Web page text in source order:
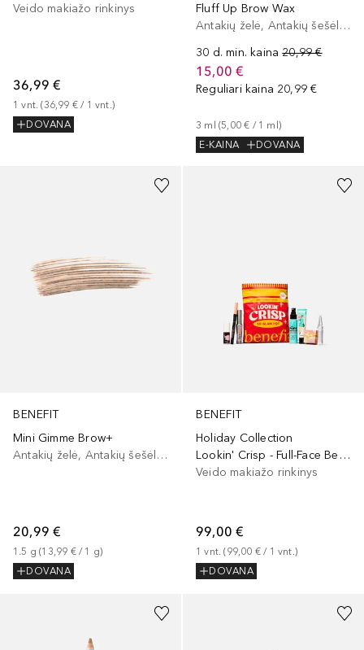
Veido makiažo rinkinys
36,99 €
1 vnt. (36,99 € / 1 vnt.)
DOVANA
Fluff Up Brow Wax
Antakių želė, Antakių šešėliai/dažai
30 d. min. kaina 20,99 €
15,00 €
Reguliari kaina 20,99 €
3 ml (5,00 € / 1 ml)
E-KAINA
DOVANA
BENEFIT
Mini Gimme Brow+
Antakių želė, Antakių šešėliai/dažai
20,99 €
1.5 g (13,99 € / 1 g)
DOVANA
BENEFIT
Holiday Collection
Lookin' Crisp - Full-Face Beauty Set
Veido makiažo rinkinys
99,00 €
1 vnt. (99,00 € / 1 vnt. )
DOVANA
+6 +3